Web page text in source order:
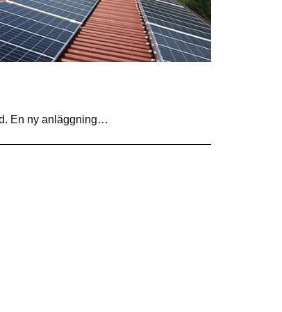
En ny anläggning…